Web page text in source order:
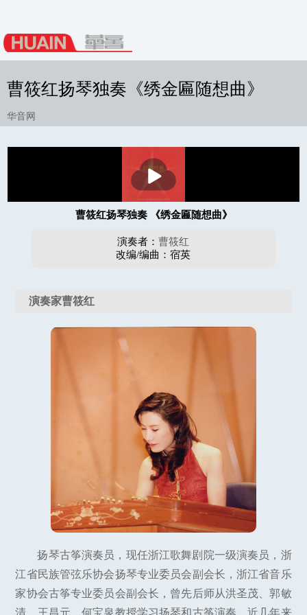
曹筱红扬琴独奏《绣金匾随想曲》
华音网
放
曹筱红扬琴独奏 《绣金匾随想曲》
演奏者：曹筱红
改编/编曲：宿英
演奏家曹筱红
扬琴古筝演奏员，现任浙江歌舞剧院一级演奏员，浙
江省民族管弦乐协会扬琴专业委员会副会长，浙江省音乐
家协会古筝专业委员会副会长，曾先后师从洪圣茂、郭敏
清、王昌元、何宝泉教授学习扬琴和古筝演奏，近几年来